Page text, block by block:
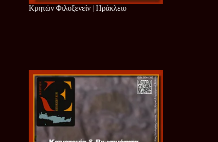
Κρητών Φιλοξενείν | Ηράκλειο